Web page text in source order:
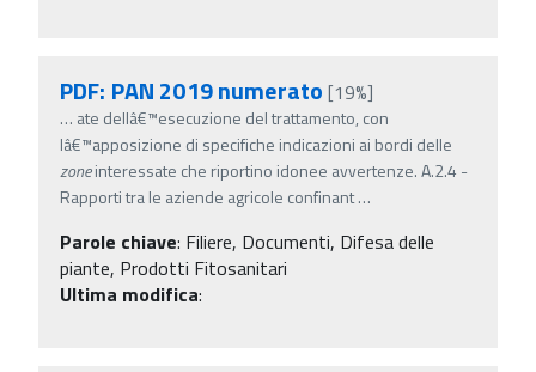
PDF: PAN 2019 numerato [19%]
… ate dellâ€™esecuzione del trattamento, con
lâ€™apposizione di specifiche indicazioni ai bordi delle
zoneinteressate che riportino idonee avvertenze. A.2.4 -
Rapporti tra le aziende agricole confinant…
Parole chiave: Filiere, Documenti, Difesa delle
piante, Prodotti Fitosanitari
Ultima modifica: